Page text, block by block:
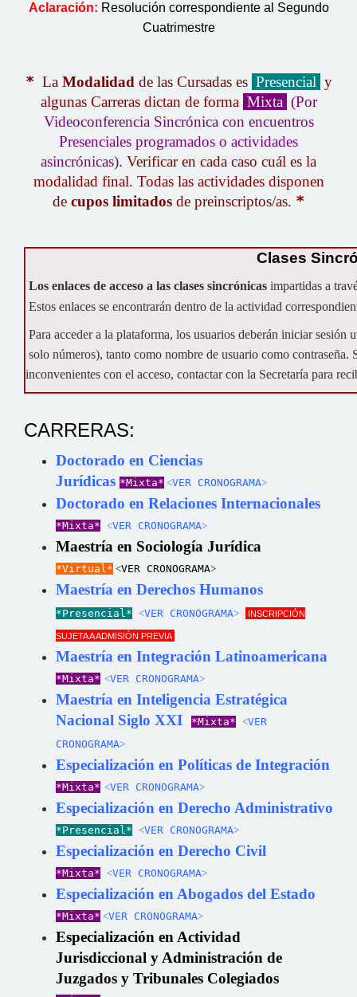
Aclaración: Resolución correspondiente al Segundo
Cuatrimestre
* La Modalidad de las Cursadas es Presencial y
algunas Carreras dictan de forma Mixta (Por
Videoconferencia Sincrónica con encuentros
Presenciales programados o actividades
asincrónicas). Verificar en cada caso cuál es la
modalidad final. Todas las actividades disponen
de cupos limitados de preinscriptos/as. *
Clases
Los enlaces de acceso a las clases sincrónicas impartidas a
Estos enlaces se encontrarán dentro de la actividad
Para acceder a la plataforma, los usuarios deberán iniciar
solo números), tanto como nombre de usuario como
inconvenientes con el acceso, contactar con la Secretaría para
CARRERAS:
Doctorado en Ciencias
Jurídicas *Mixta* ˂VER CRONOGRAMA˃
Doctorado en Relaciones Internacionales
*Mixta* ˂VER CRONOGRAMA˃
Maestría en Sociología Jurídica
*Virtual* ˂VER CRONOGRAMA˃
Maestría en Derechos Humanos
*Presencial* ˂VER CRONOGRAMA˃ INSCRIPCIÓN
SUJETA A ADMISIÓN PREVIA
Maestría en Integración Latinoamericana
*Mixta* ˂VER CRONOGRAMA˃
Maestría en Inteligencia Estratégica
Nacional Siglo XXI
*Mixta* ˂VER
CRONOGRAMA˃
Especialización en Políticas de Integración
*Mixta* ˂VER CRONOGRAMA˃
Especialización en Derecho Administrativo
*Presencial* ˂VER CRONOGRAMA˃
Especialización en Derecho Civil
*Mixta* ˂VER CRONOGRAMA˃
Especialización en Abogados del Estado
*Mixta* ˂VER CRONOGRAMA˃
Especialización en Actividad
Jurisdiccional y Administración de
Juzgados y Tribunales Colegiados